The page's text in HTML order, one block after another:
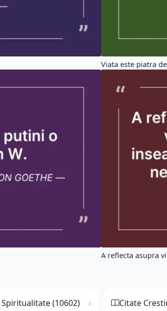
Viata este piatra
A reflecta asupra
(10602) Citate